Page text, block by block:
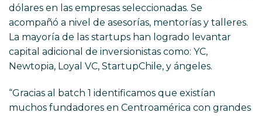
dólares en las empresas seleccionadas. Se
acompañó a nivel de asesorías, mentorías y talleres.
La mayoría de las startups han logrado levantar
capital adicional de inversionistas como: YC,
Newtopia, Loyal VC, StartupChile, y ángeles.
“Gracias al batch 1 identificamos que existían
muchos fundadores en Centroamérica con grandes